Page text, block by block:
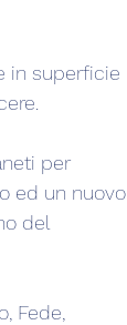
in superficie
per
ed un nuovo
del
Fede,